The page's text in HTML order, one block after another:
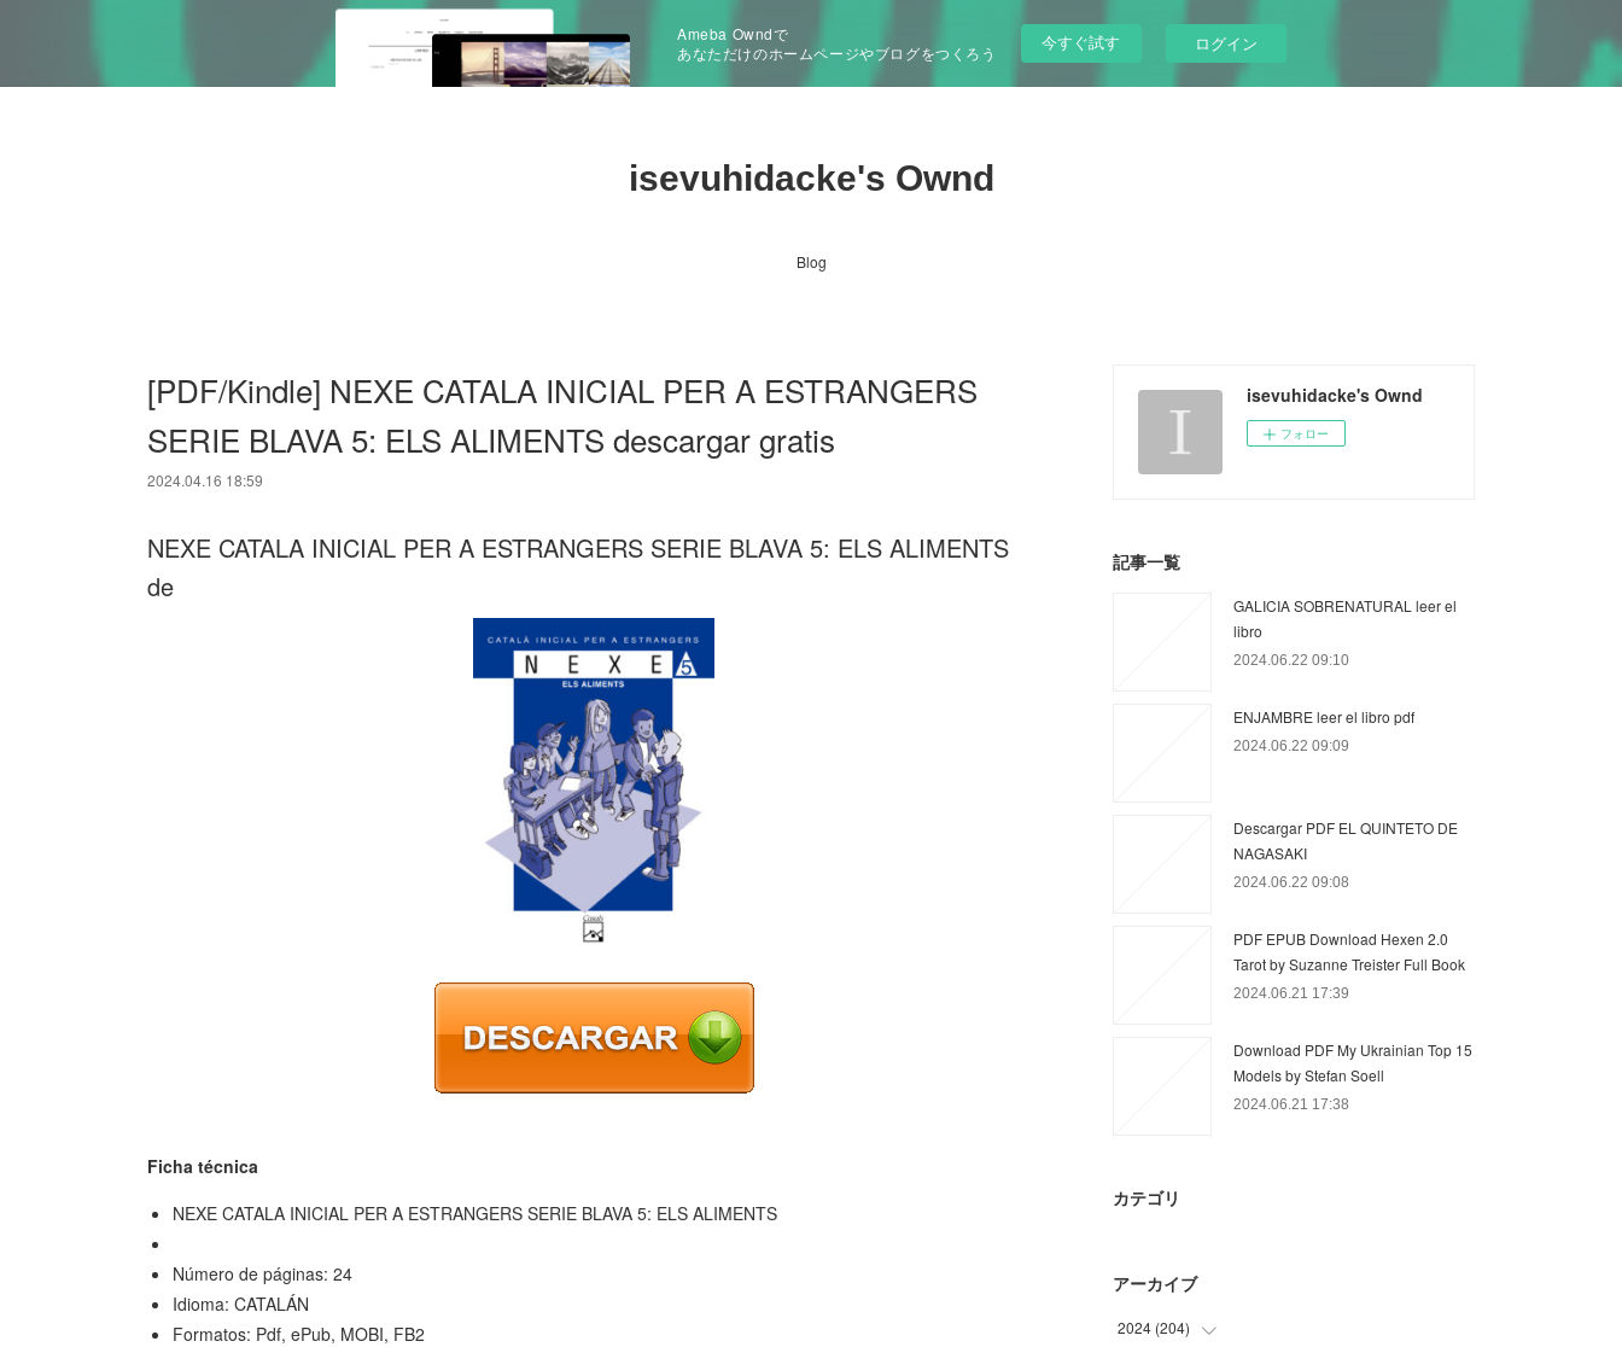
Ameba Owndで
あなただけのホームページやブログをつくろう
今すぐ試す ログイン
isevuhidacke's Ownd
Blog
[PDF/Kindle] NEXE CATALA INICIAL PER A ESTRANGERS
SERIE BLAVA 5: ELS ALIMENTS descargar gratis
2024.04.16 18:59
NEXE CATALA INICIAL PER A ESTRANGERS SERIE BLAVA 5: ELS ALIMENTS
de
Ficha técnica
NEXE CATALA INICIAL PER A ESTRANGERS SERIE BLAVA 5: ELS ALIMENTS
Número de páginas: 24
Idioma: CATALÁN
Formatos: Pdf, ePub, MOBI, FB2
isevuhidacke's Ownd
フォロー
記事一覧
GALICIA SOBRENATURAL leer el
libro
2024.06.22 09:10
ENJAMBRE leer el libro pdf
2024.06.22 09:09
Descargar PDF EL QUINTETO DE
NAGASAKI
2024.06.22 09:08
PDF EPUB Download Hexen 2.0
Tarot by Suzanne Treister Full Book
2024.06.21 17:39
Download PDF My Ukrainian Top 15
Models by Stefan Soell
2024.06.21 17:38
カテゴリ
アーカイブ
2024 (204)